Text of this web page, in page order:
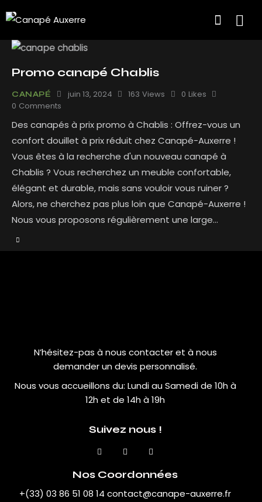
Promo canapé Chablis
CANAPÉ juin 13, 2024 163 Views 0 Likes
0 Comments
Des canapés à prix promo à Chablis : Offrez-vous un
confort douillet à prix réduit chez Canapé-Auxerre !
Vous êtes à la recherche d'un nouveau canapé à
Chablis ? Vous recherchez un meuble confortable,
élégant et durable, mais sans vouloir vous ruiner ?
Alors, ne cherchez pas plus loin que Canapé-Auxerre !
Nous vous proposons régulièrement une large…
N’hésitez-pas à nous contacter et à nous
demander un devis personnalisé.
Nous vous accueillons du: Lundi au Samedi de 10h à
12h et de 14h à 19h
Suivez nous !
Nos Coordonnées
+(33) 03 86 51 08 14 contact@canape-auxerre.fr